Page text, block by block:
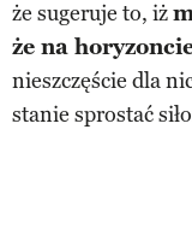
że sugeruje to, iż
że na
nieszczęście dla
stanie sprostać